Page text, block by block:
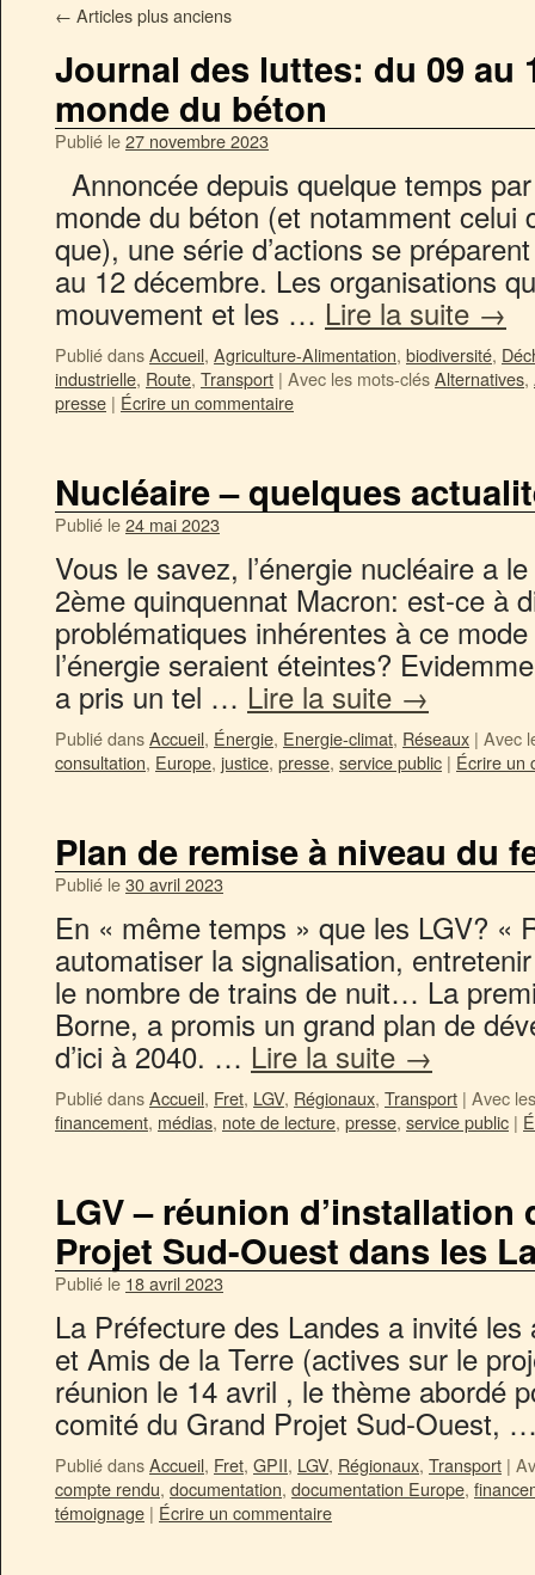
← Articles plus anciens
Journal des luttes: du 09 au
monde du béton
Publié le27 novembre 2023
Annoncée depuis quelque temps
monde du béton (et notamment celui
que), une série d’actions se
au 12 décembre. Les organisations
mouvement et les … Lire la suite →
Publié dansAccueil, Agriculture-Alimentation, biodiversité,
industrielle, Route, Transport | Avec les mots-clésAlternatives,
presse | Écrire un commentaire
Nucléaire – quelques
Publié le24 mai 2023
Vous le savez, l’énergie nucléaire a
2ème quinquennat Macron: est-ce à
problématiques inhérentes à ce
l’énergie seraient éteintes?
a pris un tel … Lire la suite →
Publié dansAccueil, Énergie, Energie-climat, Réseaux | Avec
consultation, Europe, justice, presse, service public | Écrire un
Plan de remise à niveau du
Publié le30 avril 2023
En « même temps » que les LGV? «
automatiser la signalisation,
le nombre de trains de nuit… La
Borne, a promis un grand plan de
d’ici à 2040. … Lire la suite →
Publié dansAccueil, Fret, LGV, Régionaux, Transport | Avec
financement, médias, note de lecture, presse, service public |
LGV – réunion
Projet Sud-Ouest dans les
Publié le 18 avril 2023
La Préfecture des Landes a invité
et Amis de la Terre (actives sur le
réunion le 14 avril , le thème abordé
comité du Grand Projet Sud-Ouest,
Publié dansAccueil, Fret, GPII, LGV, Régionaux, Transport |
compte rendu, documentation, documentation Europe,
témoignage | Écrire un commentaire